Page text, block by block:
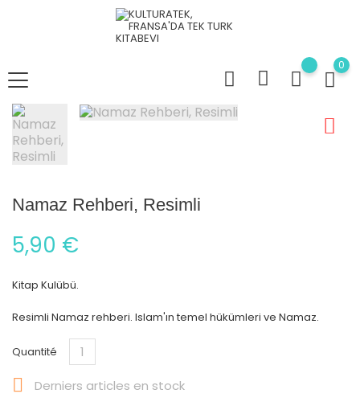
0
Namaz Rehberi, Resimli
5,90 €
Kitap Kulübü.
Resimli Namaz rehberi. Islam'ın temel hükümleri ve Namaz.
Quantité
 Derniers articles en stock